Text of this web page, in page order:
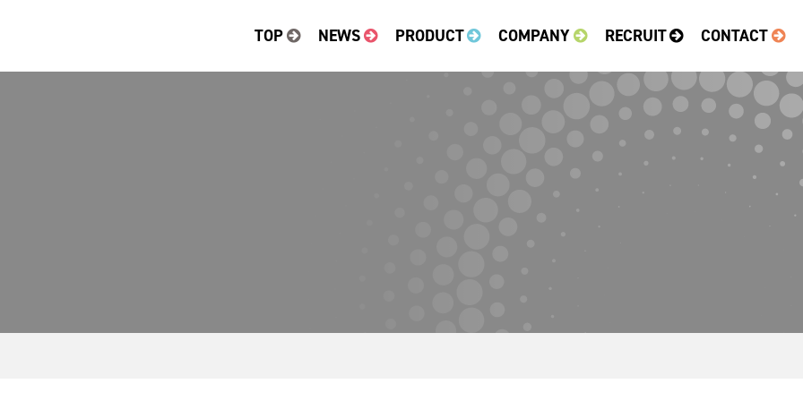
TOP NEWS PRODUCT COMPANY RECRUIT CONTACT